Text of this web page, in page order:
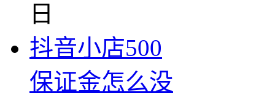
日
抖音小店500
保证金怎么没